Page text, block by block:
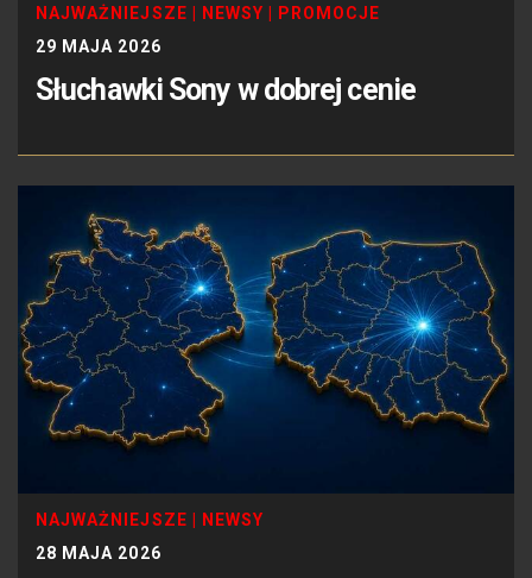
NAJWAŻNIEJSZE NEWSY
PROMOCJE
29 MAJA 2026
Słuchawki Sony w dobrej cenie
NAJWAŻNIEJSZE
NEWSY
28 MAJA 2026